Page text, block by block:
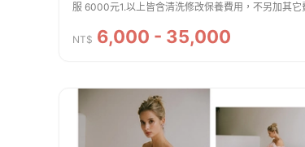
服 6000元1.以上皆含清洗修改保養費用，不另加其它費用2.取禮
北旗艦店聯絡電話（０２）２７１１－...
NT$ 6,000 - 35,000